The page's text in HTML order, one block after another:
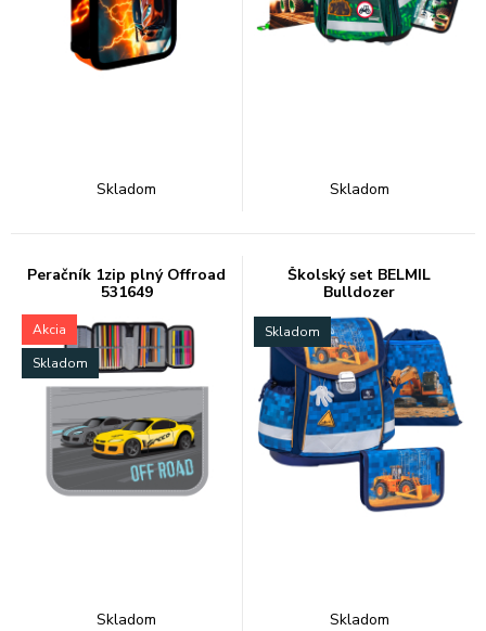
Skladom Skladom
Peračník 1zip plný Offroad
531649
Akcia
Skladom
Skladom
Školský set BELMIL
Bulldozer
Skladom
Skladom